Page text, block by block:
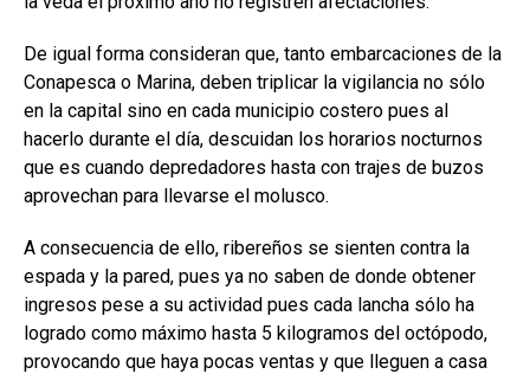
De igual forma consideran que, tanto embarcaciones de la
Conapesca o Marina, deben triplicar la vigilancia no sólo
en la capital sino en cada municipio costero pues al
hacerlo durante el día, descuidan los horarios nocturnos
que es cuando depredadores hasta con trajes de buzos
aprovechan para llevarse el molusco.
A consecuencia de ello, ribereños se sienten contra la
espada y la pared, pues ya no saben de donde obtener
ingresos pese a su actividad pues cada lancha sólo ha
logrado como máximo hasta 5 kilogramos del octópodo,
provocando que haya pocas ventas y que lleguen a casa